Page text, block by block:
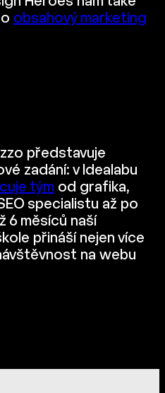
obsahový marketing
představuje
zadání: v Idealabu
tým od grafika,
specialistu až po
6 měsíců naší
přináší nejen více
na webu